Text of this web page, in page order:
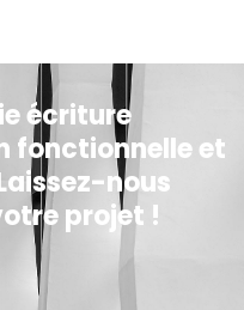
écriture
fonctionnelle et
nous
projet !